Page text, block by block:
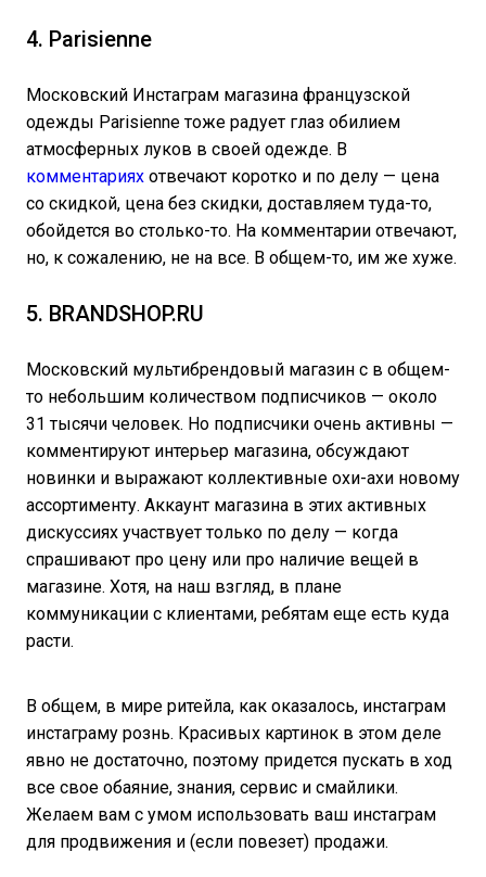
4. Parisienne
Московский Инстаграм магазина французской
одежды Parisienne тоже радует глаз обилием
атмосферных луков в своей одежде. В
комментариях отвечают коротко и по делу — цена
со скидкой, цена без скидки, доставляем туда-то,
обойдется во столько-то. На комментарии отвечают,
но, к сожалению, не на все. В общем-то, им же хуже.
5. BRANDSHOP.RU
Московский мультибрендовый магазин с в общем-
то небольшим количеством подписчиков — около
31 тысячи человек. Но подписчики очень активны —
комментируют интерьер магазина, обсуждают
новинки и выражают коллективные охи-ахи новому
ассортименту. Аккаунт магазина в этих активных
дискуссиях участвует только по делу — когда
спрашивают про цену или про наличие вещей в
магазине. Хотя, на наш взгляд, в плане
коммуникации с клиентами, ребятам еще есть куда
расти.
В общем, в мире ритейла, как оказалось, инстаграм
инстаграму рознь. Красивых картинок в этом деле
явно не достаточно, поэтому придется пускать в ход
все свое обаяние, знания, сервис и смайлики.
Желаем вам с умом использовать ваш инстаграм
для продвижения и (если повезет) продажи.